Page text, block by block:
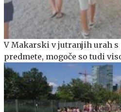
V Makarski v jutranjih urah s
predmete, mogoče so tudi